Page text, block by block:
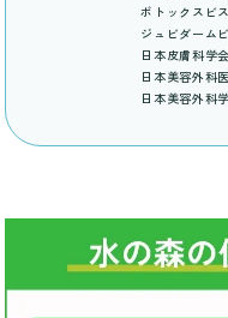
ボトックスビ
ジュビダーム
日本皮膚科学
日本美容外科
日本美容外科